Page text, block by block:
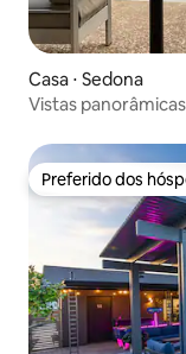
Casa ⋅ Sedona
Vistas
Preferido dos
Preferido dos